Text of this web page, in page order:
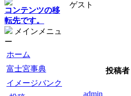
コンテンツの移
転先です。
メインメニュ
ー
ホーム
富士宮事典
イメージバンク
ゲスト
投稿者
admin